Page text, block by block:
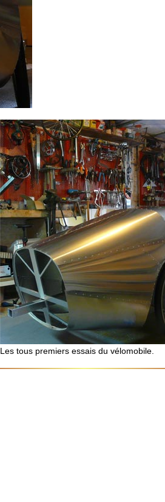
Les tous premiers essais du vélomobile.